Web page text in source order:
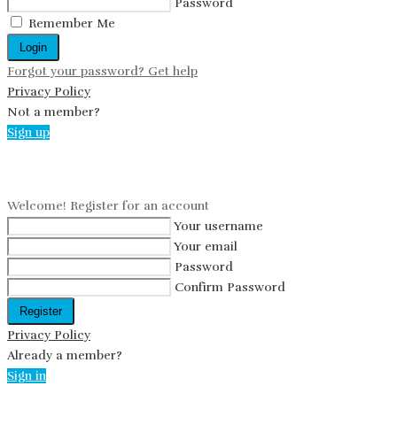
Password
Remember Me
Login
Forgot your password? Get help
Privacy Policy
Not a member?
Sign up
Welcome! Register for an account
Your username
Your email
Password
Confirm Password
Register
Privacy Policy
Already a member?
Sign in